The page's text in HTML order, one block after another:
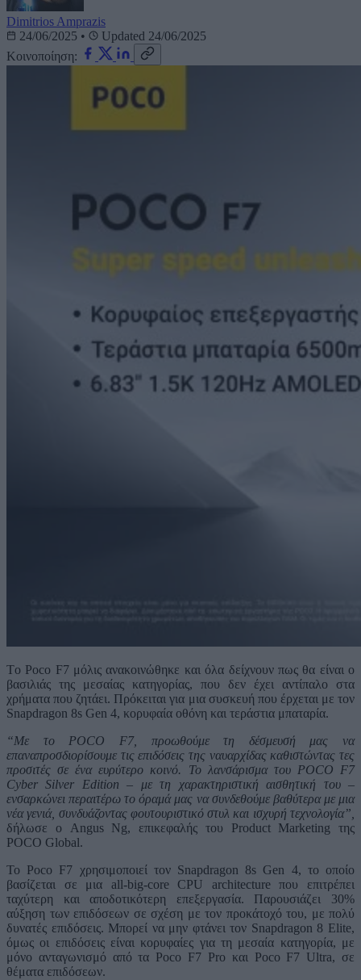
Dimitrios Amprazis
24/06/2025 •
Updated 24/06/2025
Κοινοποίηση:
Τo Poco F7 μόλις ανακοινώθηκε και όλα δείχνουν πως θα είναι ο
βασιλιάς της μεσαίας κατηγορίας, που δεν έχει αντίπαλο στα
χρήματα που ζητάει. Πρόκειται για μια συσκευή που έρχεται με τον
Snapdragon 8s Gen 4, κορυφαία οθόνη και τεράστια μπαταρία.
“Με το POCO F7, προωθούμε τη δέσμευσή μας να
επαναπροσδιορίσουμε τις επιδόσεις της ναυαρχίδας καθιστώντας τες
προσιτές σε ένα ευρύτερο κοινό. Το λανσάρισμα του POCO F7
Cyber Silver Edition – με τη χαρακτηριστική αισθητική του –
ενσαρκώνει περαιτέρω το όραμά μας να συνδεθούμε βαθύτερα με μια
νέα γενιά, συνδυάζοντας φουτουριστικό στυλ και ισχυρή τεχνολογία”,
δήλωσε ο Angus Ng, επικεφαλής του Product Marketing της
POCO Global.
Το Poco F7 χρησιμοποιεί τον Snapdragon 8s Gen 4, το οποίο
βασίζεται σε μια all-big-core CPU architecture που επιτρέπει
ταχύτερη και αποδοτικότερη επεξεργασία. Παρουσιάζει 30%
αύξηση των επιδόσεων σε σχέση με τον προκάτοχό του, με πολύ
δυνατές επιδόσεις. Μπορεί να μην φτάνει τον Snapdragon 8 Elite,
όμως οι επιδόσεις είναι κορυφαίες για τη μεσαία κατηγορία, με
μόνο ανταγωνισμό από τα Poco F7 Pro και Poco F7 Ultra, σε
θέματα επιδόσεων.